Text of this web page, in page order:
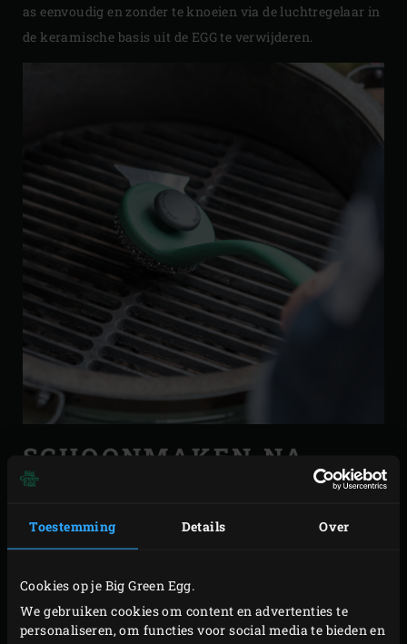
Toestemming Details Over
Cookies op je Big Green Egg.
We gebruiken cookies om content en advertenties te
personaliseren, om functies voor social media te bieden en
as eenvoudig en zonder te knoeien via de luchtregelaar in
de keramische basis uit de EGG te verwijderen.
SCHOONMAKEN NA
GEBRUIK: VERWIJDER
Verwijder na elke kookbeurt eventuele etensresten die
temperatuur van ongeveer 275°C of met behulp van een